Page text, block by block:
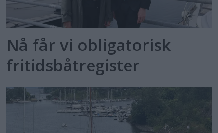
Nå får vi obligatorisk
fritidsbåtregister